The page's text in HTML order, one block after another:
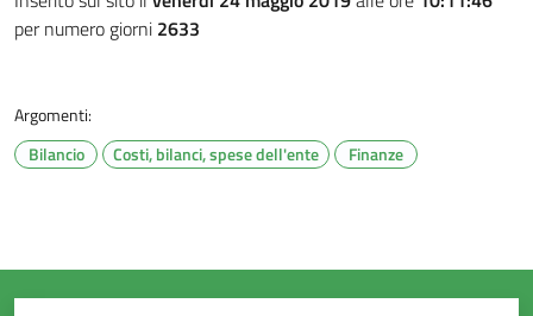
per numero giorni 2633
Argomenti:
Bilancio
Costi, bilanci, spese dell'ente Finanze